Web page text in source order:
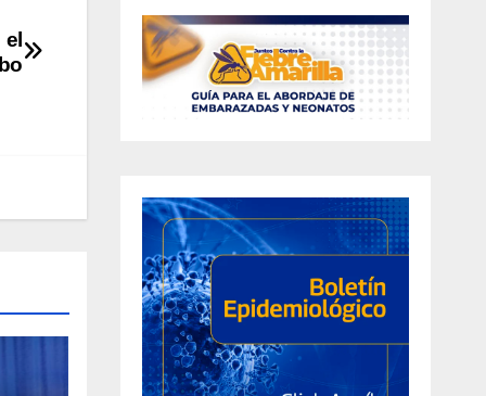
el